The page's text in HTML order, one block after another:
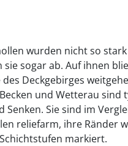
wurden nicht so
sie sogar ab. Auf ihnen
Deckgebirges
und Wetterau sind
Senken. Sie sind im
reliefarm, ihre Ränder
markiert.